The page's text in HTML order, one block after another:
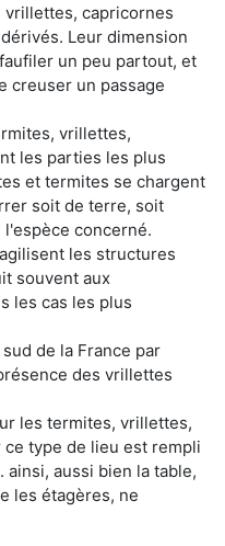
capricornes
Leur dimension
un peu partout, et
creuser un passage
vrillettes,
les parties les plus
et termites se chargent
soit de terre, soit
concerné.
les structures
souvent aux
les cas les plus
de la France par
des vrillettes
les termites, vrillettes,
type de lieu est rempli
aussi bien la table,
les étagères, ne